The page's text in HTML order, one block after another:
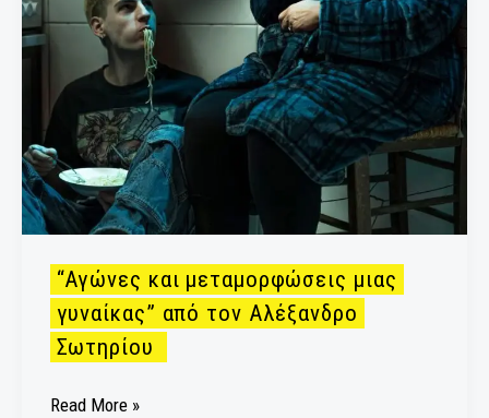
“Αγώνες και μεταμορφώσεις μιας
γυναίκας” από τον Αλέξανδρο
Σωτηρίου
Read More »